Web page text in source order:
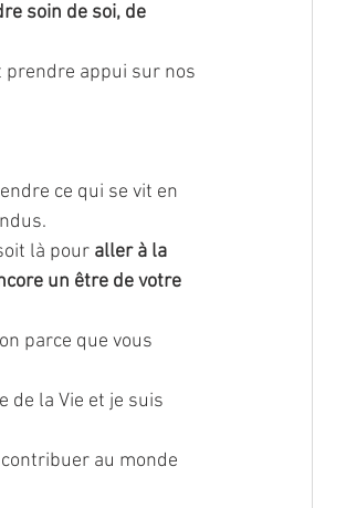
soin de soi, de
prendre appui sur nos
ce qui se vit en
là pour aller à la
un être de votre
parce que vous
de la Vie et je suis
au monde